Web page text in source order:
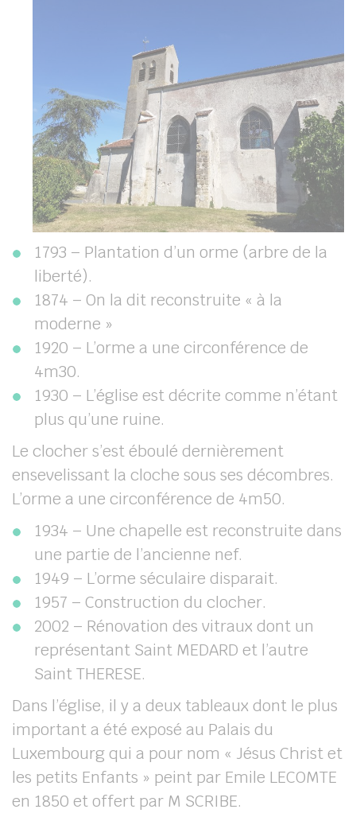
1793 – Plantation d’un orme (arbre de la
liberté).
1874 – On la dit reconstruite « à la
moderne »
1920 – L’orme a une circonférence de
4m30.
1930 – L’église est décrite comme n’étant
plus qu’une ruine.
Le clocher s’est éboulé dernièrement
ensevelissant la cloche sous ses décombres.
L’orme a une circonférence de 4m50.
1934 – Une chapelle est reconstruite dans
une partie de l’ancienne nef.
1949 – L’orme séculaire disparait.
1957 – Construction du clocher.
2002 – Rénovation des vitraux dont un
représentant Saint MEDARD et l’autre
Saint THERESE.
Dans l’église, il y a deux tableaux dont le plus
important a été exposé au Palais du
Luxembourg qui a pour nom « Jésus Christ et
les petits Enfants » peint par Emile LECOMTE
en 1850 et offert par M SCRIBE.